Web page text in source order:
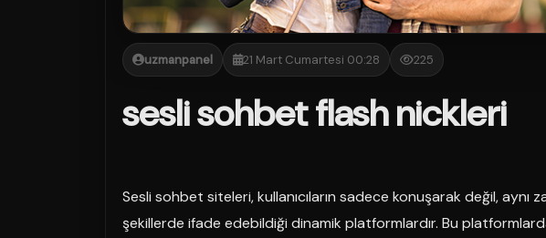
uzmanpanel 21 Mart Cumartesi 00:28 225
sesli sohbet flash nickleri
Sesli sohbet siteleri, kullanıcıların sadece konuşarak değil, aynı
şekillerde ifade edebildiği dinamik platformlardır. Bu